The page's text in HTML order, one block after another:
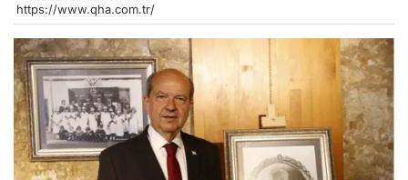
https://www.qha.com.tr/